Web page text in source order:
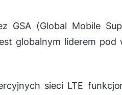
GSA (Global Mobile
globalnym liderem
sieci LTE